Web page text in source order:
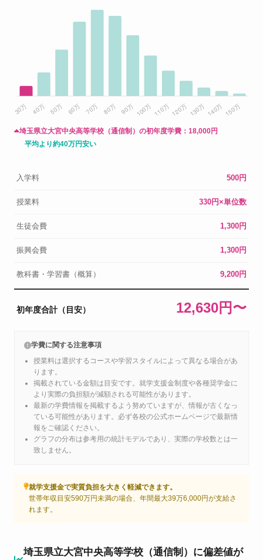
埼玉県立大宮中央高等学校（通信制）の初年度学費： 18,000円
平均より約40万円安い
入学料 500円
授業料 330円×単位数
生徒会費 1,300円
振興会費 1,300円
教科書・学習書（概算） 9,200円
初年度合計（目安） 12,630円〜
学費に関する注意事項
授業料は選択するコースや学習スタイルによって異なる場合があ
ります。
掲載されている金額は目安です。就学支援金制度や各種奨学金に
より実際の負担額が減額される可能性があります。
最新の学費情報を掲載するよう努めていますが、情報が古くなっ
ている可能性があります。必ず各校の公式ホームページで最新情
報をご確認ください。
グラフの分布は参考用の統計モデルであり、実際の学校数とは一
致しません。
就学支援金で実質負担を大きく軽減できます。
世帯年収目安590万円未満の場合、年間最大39万6,000円が支給さ
れます。
埼玉県立大宮中央高等学校（通信制）に偏差値が